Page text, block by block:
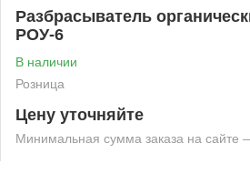
Разбрасыватель
РОУ-6
В наличии
Розница
Цену уточняйте
Минимальная сумма заказа на сайте